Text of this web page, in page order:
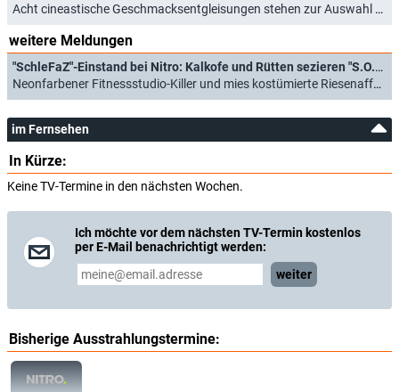
Acht cineastische Geschmacksentgleisungen stehen zur Auswahl (10.11.2025)
weitere Meldungen
"SchleFaZ"-Einstand bei Nitro: Kalkofe und Rütten sezieren "S.O.S. Barracuda" und mehr
Neonfarbener Fitnessstudio-Killer und mies kostümierte Riesenaffen in neuer Staffel (22.07.2024)
im Fernsehen
In Kürze:
Keine TV-Termine in den nächsten Wochen.
Ich möchte vor dem nächsten TV-Termin kostenlos
per E-Mail benachrichtigt werden:
weiter
Bisherige Ausstrahlungstermine: